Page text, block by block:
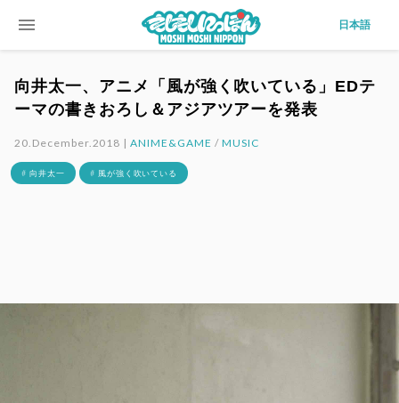
menu 日本語
向井太一、アニメ「風が強く吹いている」EDテ
ーマの書きおろし＆アジアツアーを発表
20.December.2018 |ANIME&GAME / MUSIC
# 向井太一 # 風が強く吹いている